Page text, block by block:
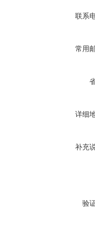
联系
常用
详细
补充
验